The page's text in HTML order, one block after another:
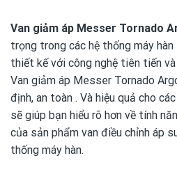
Van giảm áp Messer Tornado
trọng trong các hệ thống máy
thiết kế với công nghệ tiên tiến
Van giảm áp Messer Tornado
định, an toàn . Và hiệu quả cho
sẽ giúp bạn hiểu rõ hơn về tính
của sản phẩm van điều chỉnh áp
thống máy hàn.